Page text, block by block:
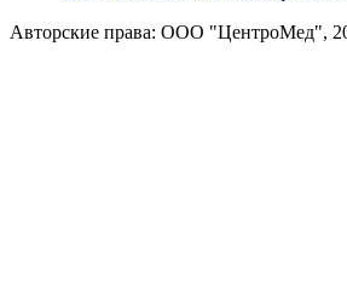
Авторские права: ООО "ЦентроМед",